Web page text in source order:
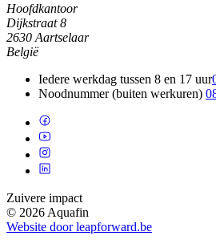
Hoofdkantoor
Dijkstraat 8
2630 Aartselaar
België
Iedere werkdag tussen 8 en 17 uur
Noodnummer (buiten werkuren)
Zuivere impact
© 2026 Aquafin
Website door leapforward.be